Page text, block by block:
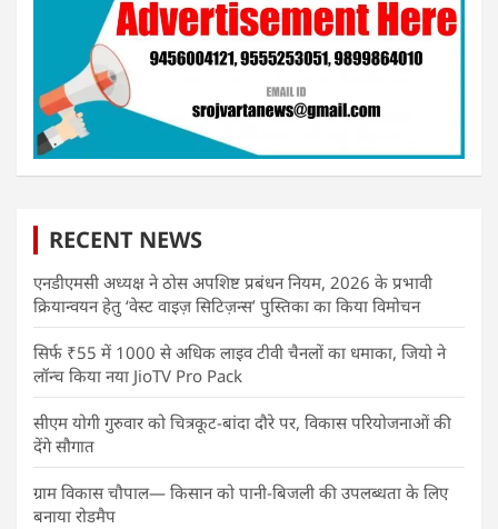
RECENT NEWS
एनडीएमसी अध्यक्ष ने ठोस अपशिष्ट प्रबंधन नियम, 2026 के प्रभावी
क्रियान्वयन हेतु ‘वेस्ट वाइज़ सिटिज़न्स’ पुस्तिका का किया विमोचन
सिर्फ ₹55 में 1000 से अधिक लाइव टीवी चैनलों का धमाका, जियो ने
लॉन्च किया नया JioTV Pro Pack
सीएम योगी गुरुवार को चित्रकूट-बांदा दौरे पर, विकास परियोजनाओं की
देंगे सौगात
ग्राम विकास चौपाल— किसान को पानी-बिजली की उपलब्धता के लिए
बनाया रोडमैप